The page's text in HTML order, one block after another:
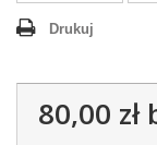
Drukuj
80,00 zł